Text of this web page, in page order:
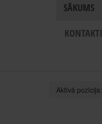
SĀKUMS
KONTAKTI
Aktīvā pozīcija: